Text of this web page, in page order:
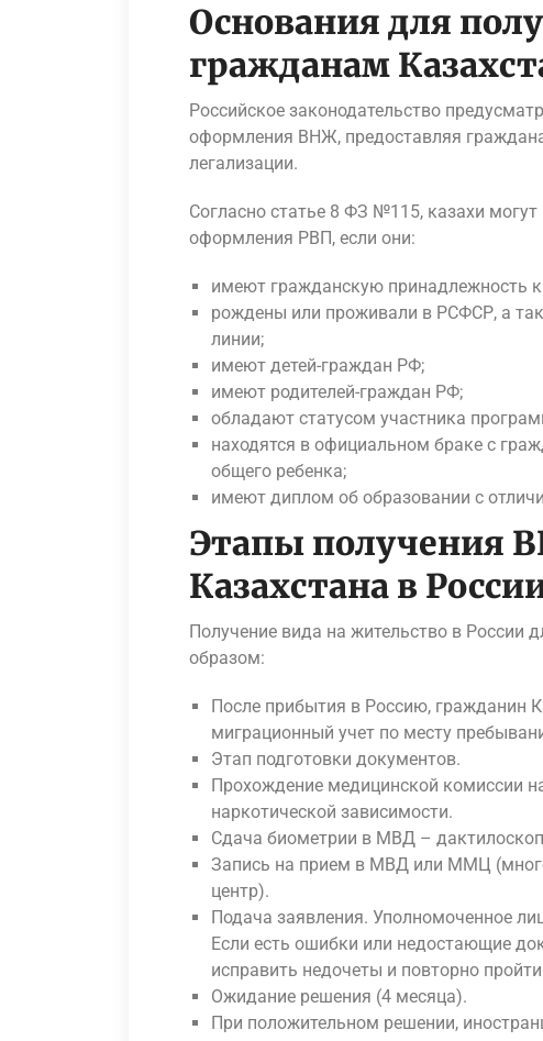
Основания для
гражданам
Российское законодательство
оформления ВНЖ, предоставляя
легализации.
Согласно статье 8 ФЗ №115, казахи
оформления РВП, если они:
имеют гражданскую принадлежность к
рождены или проживали в РСФСР, а
линии;
имеют детей-граждан РФ;
имеют родителей-граждан РФ;
обладают статусом участника
находятся в официальном браке с
общего ребенка;
имеют диплом об образовании с
Этапы получения
Казахстана в
Получение вида на жительство в России
образом:
После прибытия в Россию, гражданин
миграционный учет по месту
Этап подготовки документов.
Прохождение медицинской комиссии
наркотической зависимости.
Сдача биометрии в МВД –
Запись на прием в МВД или ММЦ
центр).
Подача заявления. Уполномоченное
Если есть ошибки или недостающие
исправить недочеты и повторно
Ожидание решения (4 месяца).
При положительном решении,